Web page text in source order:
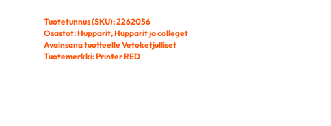
MEN
määrä
Tuotetunnus (SKU):2262056
Osastot:Hupparit,Hupparit ja colleget
Avainsana tuotteelleVetoketjulliset
Tuotemerkki:Printer RED